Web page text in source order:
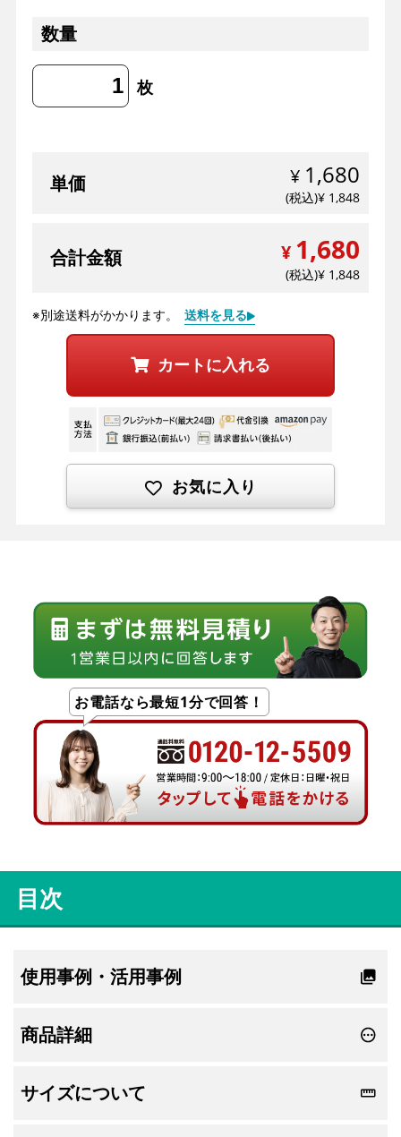
単価 1,680
1,848
数量
枚
合計金額 1,680
1,848
※別途送料がかかります。 送料を見る
カートに入れる
お気に入り
お電話なら最短1分で回答！
目次
使用事例・活用事例
商品詳細
サイズについて